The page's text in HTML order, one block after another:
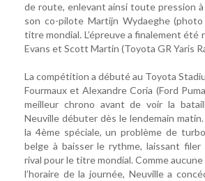
de route, enlevant ainsi toute pression
son co-pilote Martijn Wydaeghe
titre mondial. L’épreuve a finalement été
Evans et Scott Martin (Toyota GR Yaris
La compétition a débuté au Toyota
Fourmaux et Alexandre Coria (Ford
meilleur chrono avant de voir la
Neuville débuter dès le lendemain
la 4ème spéciale, un problème de
belge à baisser le rythme, laissant filer
rival pour le titre mondial. Comme aucune
l’horaire de la journée, Neuville a